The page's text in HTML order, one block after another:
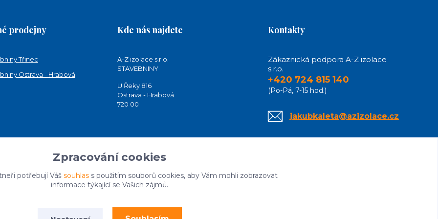
prodejny
Třinec
Ostrava - Hrabová
Kde nás najdete
A-Z izolace s.r.o.
STAVEBNINY
U Řeky 816
Ostrava - Hrabová
720 00
Kontakty
Zákaznická podpora A-Z izolace
s.r.o.
+420 724 815 140
(Po-Pá, 7-15 hod.)
jakubkaleta@azizolace.cz
Zpracování cookies
potřebují Váš souhlass použitím souborů cookies, aby Vám mohli zobrazovat
informace týkající se Vašich zájmů.